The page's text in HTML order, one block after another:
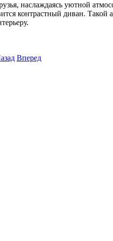
наслаждаясь уютной
контрастный диван. Такой
Вперед